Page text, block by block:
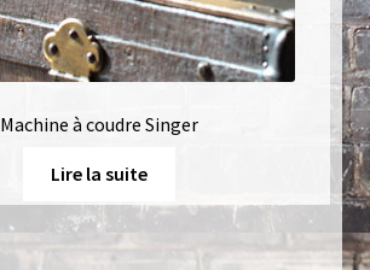
Machine à coudre Singer
Lire la suite